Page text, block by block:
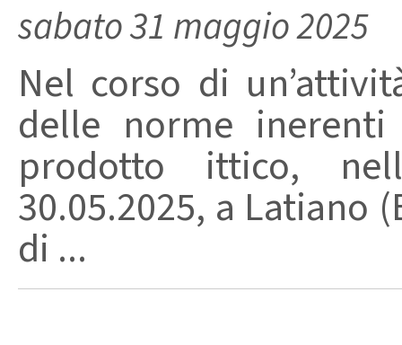
sabato 31 maggio 2025
Nel corso di
delle norme inerenti
prodotto ittico,
30.05.2025, a Latiano
di ...